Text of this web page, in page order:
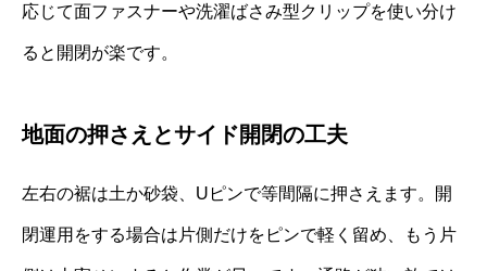
応じて面ファスナーや洗濯ばさみ型クリップを使い分け
ると開閉が楽です。
地面の押さえとサイド開閉の工夫
左右の裾は土か砂袋、Uピンで等間隔に押さえます。開
閉運用をする場合は片側だけをピンで軽く留め、もう片